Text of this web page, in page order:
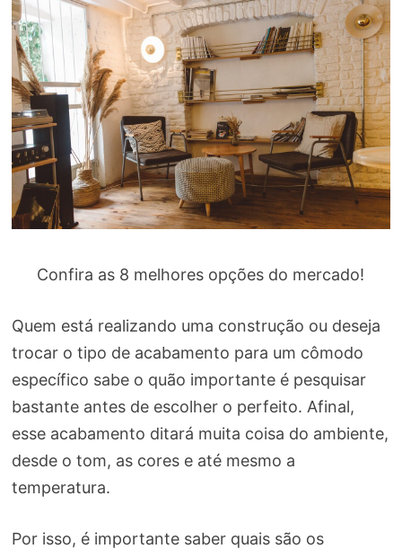
Confira as 8 melhores opções do mercado!
Quem está realizando uma construção ou deseja
trocar o tipo de acabamento para um cômodo
específico sabe o quão importante é pesquisar
bastante antes de escolher o perfeito. Afinal,
esse acabamento ditará muita coisa do ambiente,
desde o tom, as cores e até mesmo a
temperatura.
Por isso, é importante saber quais são os